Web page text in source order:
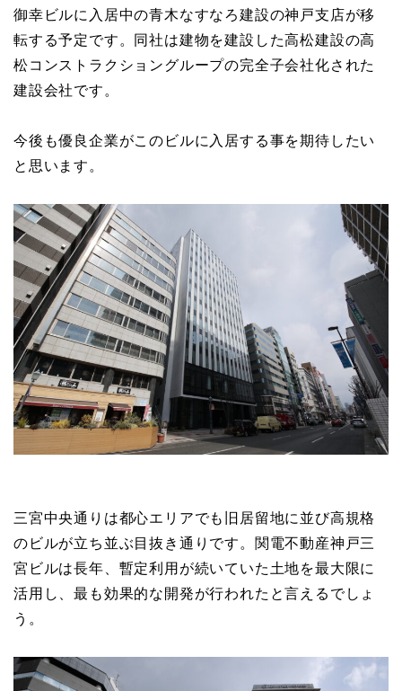
御幸ビルに入居中の青木なすなろ建設の神戸支店が移
転する予定です。同社は建物を建設した高松建設の高
松コンストラクショングループの完全子会社化された
建設会社です。
今後も優良企業がこのビルに入居する事を期待したい
と思います。
三宮中央通りは都心エリアでも旧居留地に並び高規格
のビルが立ち並ぶ目抜き通りです。関電不動産神戸三
宮ビルは長年、暫定利用が続いていた土地を最大限に
活用し、最も効果的な開発が行われたと言えるでしょ
う。